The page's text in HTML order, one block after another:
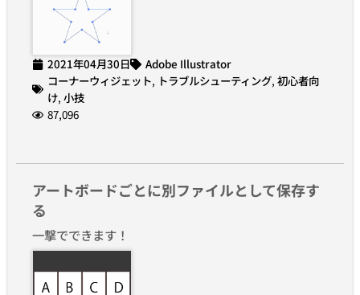
2021年04月30日
Adobe Illustrator
コーナーウィジェット, トラブルシューティング, 初心者向
け, 小技
87,096
アートボードごとに別ファイルとして保存す
る
一撃でできます！